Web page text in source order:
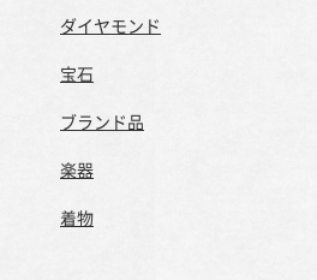
ダイヤモンド
宝石
ブランド品
楽器
着物